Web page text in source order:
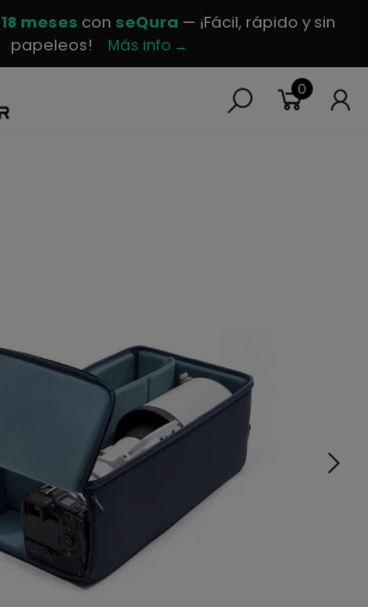
18 meses con seQura — ¡Fácil, rápido y sin
papeleos!
Más info →
0